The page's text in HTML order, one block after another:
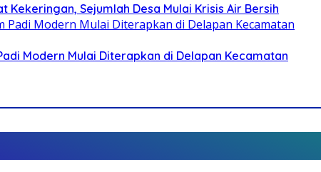
Sejumlah Desa Mulai Krisis Air Bersih
Modern Mulai Diterapkan di Delapan Kecamatan